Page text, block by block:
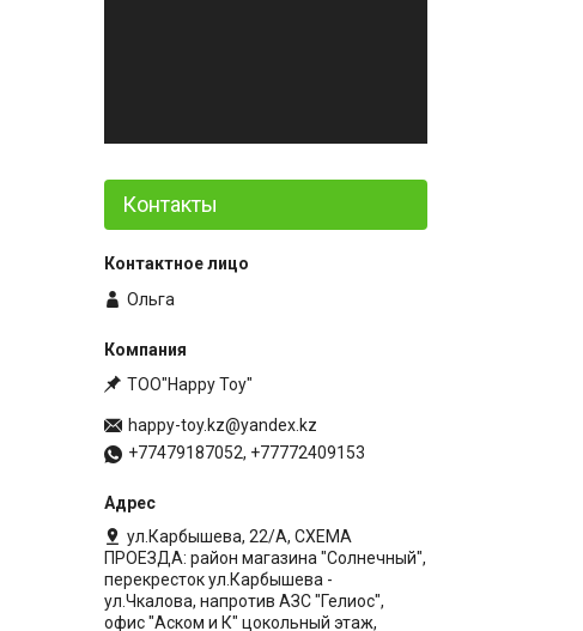
Контакты
Ольга
ТОО"Happy Toy"
happy-toy.kz@yandex.kz
+77479187052, +77772409153
ул.Карбышева, 22/А, СХЕМА
ПРОЕЗДА: район магазина "Солнечный",
перекресток ул.Карбышева -
ул.Чкалова, напротив АЗС "Гелиос",
офис "Аском и К" цокольный этаж,